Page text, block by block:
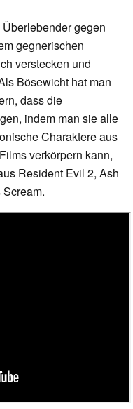
gegen
gegnerischen
verstecken und
Bösewicht hat man
dass die
indem man sie alle
Charaktere aus
verkörpern kann,
Resident Evil 2, Ash